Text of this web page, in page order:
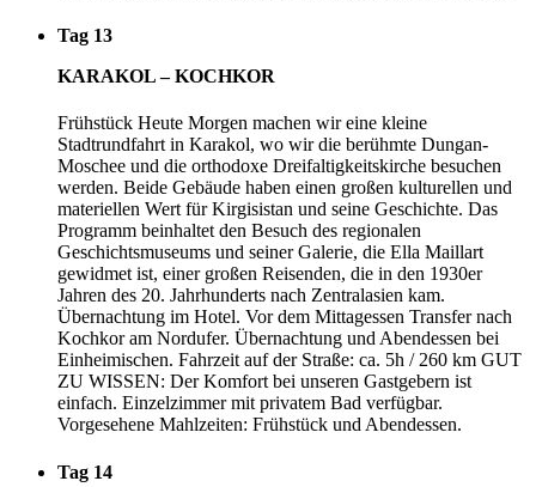
Tag 13
KARAKOL – KOCHKOR
Frühstück Heute Morgen machen wir eine kleine
Stadtrundfahrt in Karakol, wo wir die berühmte Dungan-
Moschee und die orthodoxe Dreifaltigkeitskirche besuchen
werden. Beide Gebäude haben einen großen kulturellen und
materiellen Wert für Kirgisistan und seine Geschichte. Das
Programm beinhaltet den Besuch des regionalen
Geschichtsmuseums und seiner Galerie, die Ella Maillart
gewidmet ist, einer großen Reisenden, die in den 1930er
Jahren des 20. Jahrhunderts nach Zentralasien kam.
Übernachtung im Hotel. Vor dem Mittagessen Transfer nach
Kochkor am Nordufer. Übernachtung und Abendessen bei
Einheimischen. Fahrzeit auf der Straße: ca. 5h / 260 km GUT
ZU WISSEN: Der Komfort bei unseren Gastgebern ist
einfach. Einzelzimmer mit privatem Bad verfügbar.
Vorgesehene Mahlzeiten: Frühstück und Abendessen.
Tag 14